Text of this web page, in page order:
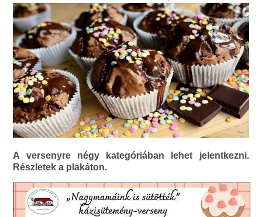
A versenyre négy kategóriában lehet jelentkezni.
Részletek a plakáton.